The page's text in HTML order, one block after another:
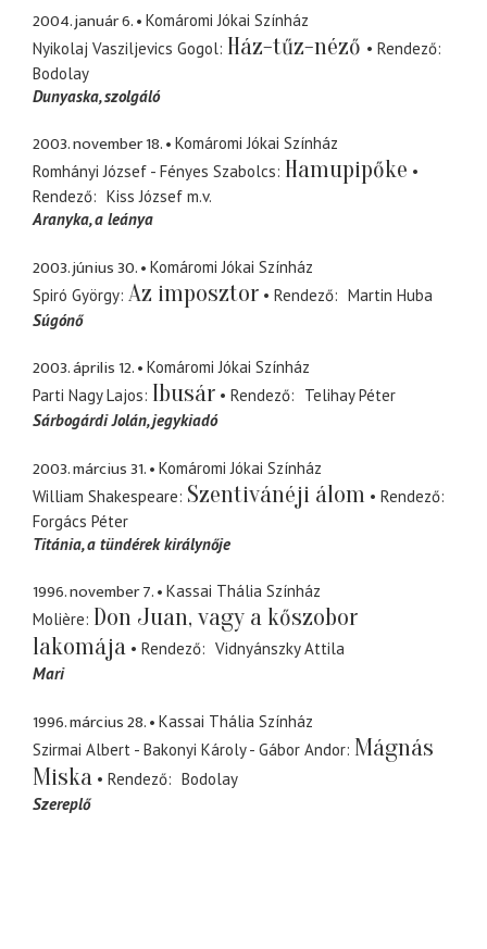
2004. január 6.
Komáromi Jókai Színház
Nyikolaj Vasziljevics Gogol Ház-tűz-néző
Rendező
Bodolay
Dunyaska szolgáló
2003. november 18.
Komáromi Jókai Színház
Romhányi József - Fényes Szabolcs Hamupipőke
Rendező Kiss József m.v.
Aranyka a leánya
2003. június 30.
Komáromi Jókai Színház
Spiró György Az imposztor Rendező
Martin Huba
Súgónő
2003. április 12.
Komáromi Jókai Színház
Parti Nagy Lajos Ibusár Rendező
Telihay Péter
Sárbogárdi Jolán jegykiadó
2003. március 31.
Komáromi Jókai Színház
William Shakespeare Szentivánéji álom
Rendező
Forgács Péter
Titánia a tündérek királynője
1996. november 7.
Kassai Thália Színház
Molière Don Juan, vagy a kőszobor
lakomája
Rendező
Vidnyánszky Attila
Mari
1996. március 28.
Kassai Thália Színház
Szirmai Albert - Bakonyi Károly - Gábor Andor Mágnás
Miska
Rendező
Bodolay
Szereplő